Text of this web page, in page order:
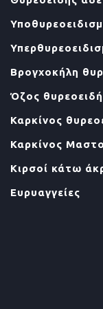
Βρογχοκήλη
Όζος
Καρκίνος
Καρκίνος
Κιρσοί κάτω
Ευρυαγγείες